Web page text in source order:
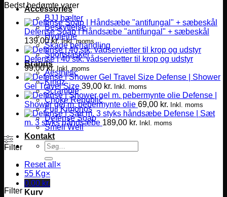
Accessories
BJJ bælter
Beskyttelse
Hygiejne
Skade behandling
Sportstasker
Brands
Aesthetic
Kingz
Scramble
Choke Republic
Fuji Kimonos
Defense Soap
Smell Well
Kontakt
Søg
efter:
0,00 kr.
Kurv
Bedst bedømte varer
Defense Soap | Håndsæbe "antifungal" + sæbeskål
139,00kr. Inkl. moms
Defense | 40 stk. vådservietter til krop og udstyr
99,00kr. Inkl. moms
Defense | Shower
Gel Travel Size 39,00 kr. Inkl. moms
Defense |
Shower gel m. pebermynte olie 69,00 kr. Inkl. moms
Defense | Sæt
m. 3 styks håndsæbe 189,00 kr. Inkl. moms
Filter
Reset all ×
55 Kg×
Filter